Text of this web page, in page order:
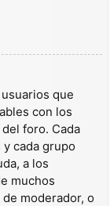
que
con los
foro. Cada
cada grupo
a los
muchos
moderador, o